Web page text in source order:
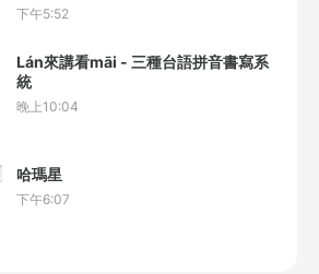
下午5:52
Lán來講看māi - 三種台語拼音書寫系
統
晚上10:04
哈瑪星
下午6:07